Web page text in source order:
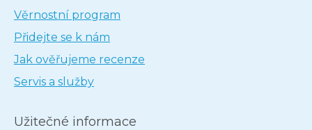
Věrnostní program
Přidejte se k nám
Jak ověřujeme recenze
Servis a služby
Užitečné informace